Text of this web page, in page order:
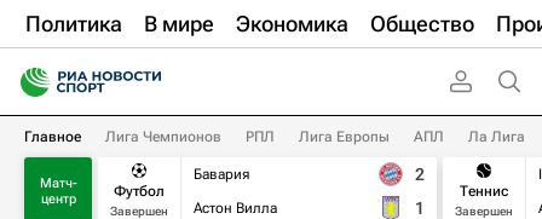
Политика В мире Экономика Общество
Главное Лига Чемпионов РПЛ Лига Европы АПЛ Ла Лига
Матч-
центр
Футбол
Завершен
Бавария
Астон Вилла
2
1
Теннис
Завершен